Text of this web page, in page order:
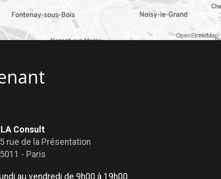
OpenStreetMap
Consult
rue de la Présentation
- Paris
au vendredi de 9h00 à 19h00